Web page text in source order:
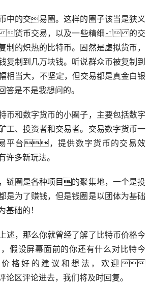
中的交易圈。这样的圈子该当是狭义
货币交易，以及一些精细  的交
制的炽热的比特币。固然是虚拟货币，
复制到几万块钱。听说群众币被复制到
相当大，不坚定，但交易都是真金白银
答是不是我想问的。
币和数字货币的小圈子，主要包括数字
工、投资者和交易者。交易数字货币一
平台，提供数字货币的交易效
许多新玩法。
链圈是各种项目的聚集地，一个是投
是为了赚钱，但是钱圈是以团体为基础
基础的！
述，那么你就曾经了解了比特币价格今
假设屏幕面前的你还有什么对比特今
好的建议和想法，欢迎
区评论进去，我们将及时回复。